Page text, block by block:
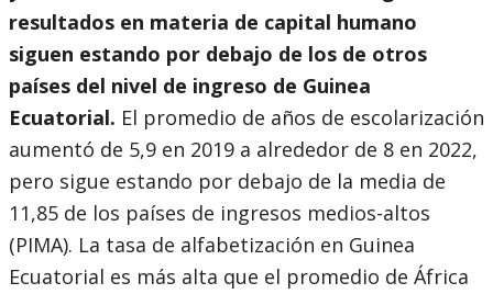
resultados en materia de capital humano
siguen estando por debajo de los de otros
países del nivel de ingreso de Guinea
Ecuatorial. El promedio de años de escolarización
aumentó de 5,9 en 2019 a alrededor de 8 en 2022,
pero sigue estando por debajo de la media de
11,85 de los países de ingresos medios-altos
(PIMA). La tasa de alfabetización en Guinea
Ecuatorial es más alta que el promedio de África